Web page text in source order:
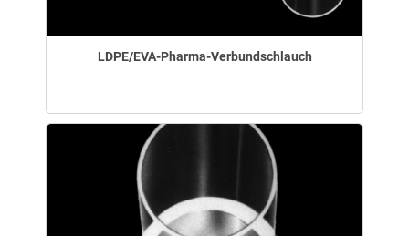
LDPE/EVA-Pharma-Verbundschlauch